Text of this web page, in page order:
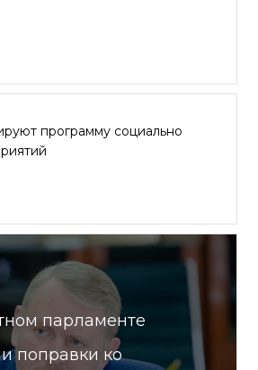
программу социально
парламенте
поправки ко